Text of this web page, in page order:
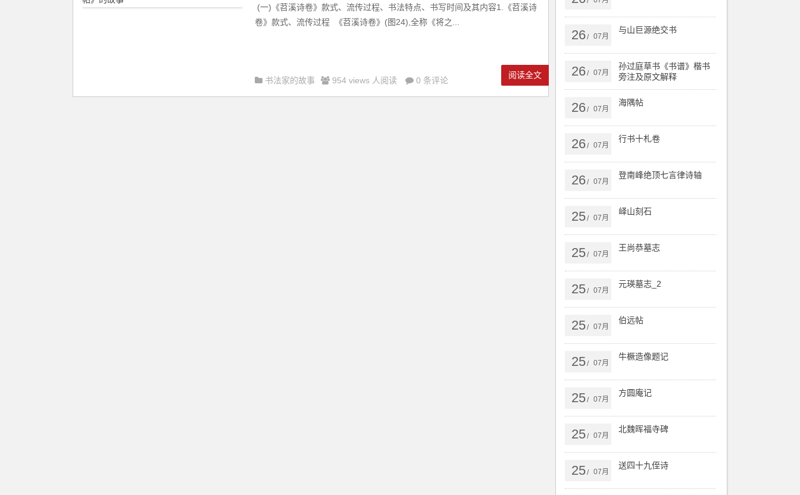
(一)《苕溪诗卷》款式、流传过程、书法特点、书写时间及其内容1.《苕溪诗
卷》款式、流传过程 《苕溪诗卷》(图24),全称《将之...
书法家的故事 954 views 人阅读 0 条评论
阅读全文
26/ 07月
与山巨源绝交书
26/ 07月
孙过庭草书《书谱》楷书
旁注及原文解释
26/ 07月
海隅帖
26/ 07月
行书十札卷
26/ 07月
登南峰绝顶七言律诗轴
25/ 07月
峄山刻石
25/ 07月
王尚恭墓志
25/ 07月
元瑛墓志_2
25/ 07月
伯远帖
25/ 07月
牛橛造像题记
25/ 07月
方圆庵记
25/ 07月
北魏晖福寺碑
25/ 07月
送四十九侄诗